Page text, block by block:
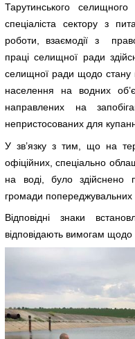
Тарутинського
спеціаліста сектору з
роботи, взаємодії з
праці селищної ради
селищної ради щодо стану
населення на водних
направлених на
непристосованих для
У зв’язку з тим, що на
офіційних, спеціально
на воді, було здійснено
громади попереджувальних
Відповідні знаки
відповідають вимогам щодо